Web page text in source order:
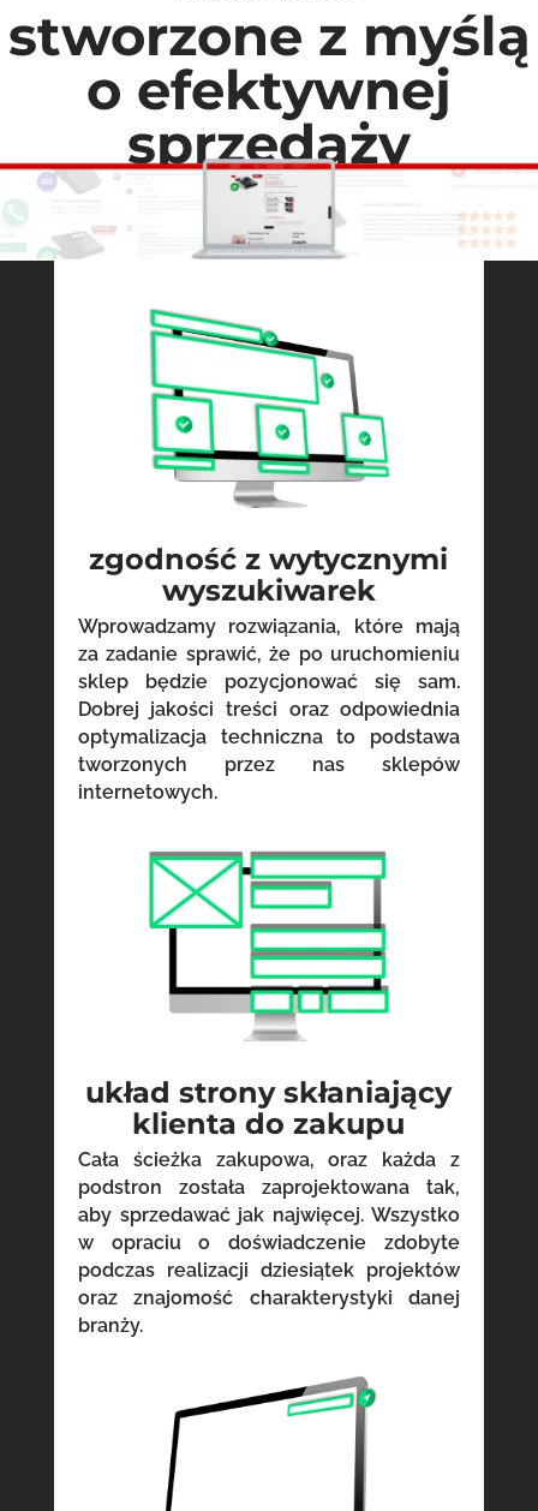
stworzone z myślą
o efektywnej
sprzedaży
zgodność z wytycznymi
wyszukiwarek
Wprowadzamy rozwiązania, które mają
za zadanie sprawić, że po uruchomieniu
sklep będzie pozycjonować się sam.
Dobrej jakości treści oraz odpowiednia
optymalizacja techniczna to podstawa
tworzonych przez nas sklepów
internetowych.
układ strony skłaniający
klienta do zakupu
Cała ścieżka zakupowa, oraz każda z
podstron została zaprojektowana tak,
aby sprzedawać jak najwięcej. Wszystko
w opraciu o doświadczenie zdobyte
podczas realizacji dziesiątek projektów
oraz znajomość charakterystyki danej
branży.